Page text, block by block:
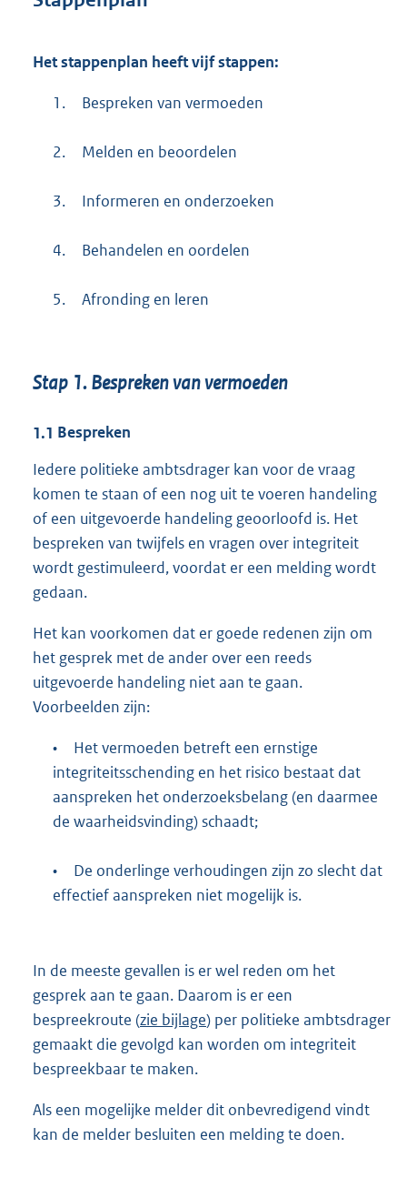
Het stappenplan heeft vijf stappen:
1. Bespreken van vermoeden
2. Melden en beoordelen
3. Informeren en onderzoeken
4. Behandelen en oordelen
5. Afronding en leren
Stap 1. Bespreken van vermoeden
1.1 Bespreken
Iedere politieke ambtsdrager kan voor de vraag
komen te staan of een nog uit te voeren handeling
of een uitgevoerde handeling geoorloofd is. Het
bespreken van twijfels en vragen over integriteit
wordt gestimuleerd, voordat er een melding wordt
gedaan.
Het kan voorkomen dat er goede redenen zijn om
het gesprek met de ander over een reeds
uitgevoerde handeling niet aan te gaan.
Voorbeelden zijn:
•
Het vermoeden betreft een ernstige
integriteitsschending en het risico bestaat dat
aanspreken het onderzoeksbelang (en daarmee
de waarheidsvinding) schaadt;
•
De onderlinge verhoudingen zijn zo slecht dat
effectief aanspreken niet mogelijk is.
In de meeste gevallen is er wel reden om het
gesprek aan te gaan. Daarom is er een
bespreekroute (zie bijlage) per politieke ambtsdrager
gemaakt die gevolgd kan worden om integriteit
bespreekbaar te maken.
Als een mogelijke melder dit onbevredigend vindt
kan de melder besluiten een melding te doen.